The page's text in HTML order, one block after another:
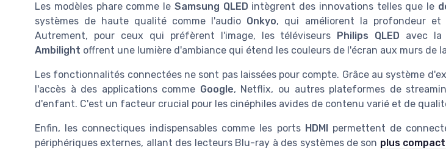
Les modèles phare comme le Samsung QLED intègrent des innovations telles que le
systèmes de haute qualité comme l'audio Onkyo, qui améliorent la profondeur
Autrement, pour ceux qui préfèrent l'image, les téléviseurs
Philips QLED avec la
Ambilight offrent une lumière d'ambiance qui étend les couleurs de l'écran aux murs de
Les fonctionnalités connectées ne sont pas laissées pour compte. Grâce au système
l'accès à des applications comme Google, Netflix, ou autres plateformes de
d'enfant. C'est un facteur crucial pour les cinéphiles avides de contenu varié et de
Enfin, les connectiques indispensables comme les ports HDMI
permettent de
périphériques externes, allant des lecteurs Blu-ray à des systèmes de son plus